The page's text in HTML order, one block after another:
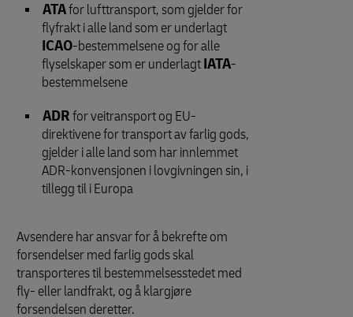
ATAfor lufttransport, som gjelder for
flyfrakt i alle land som er underlagt
ICAO-bestemmelsene og for alle
flyselskaper som er underlagtIATA-
bestemmelsene
ADRfor veitransport og EU-
direktivene for transport av farlig gods,
gjelder i alle land som har innlemmet
ADR-konvensjonen i lovgivningen sin, i
tillegg til i Europa
Avsendere har ansvar for å bekrefte om
forsendelser med farlig gods skal
transporteres til bestemmelsesstedet med
fly- eller landfrakt, og å klargjøre
forsendelsen deretter.